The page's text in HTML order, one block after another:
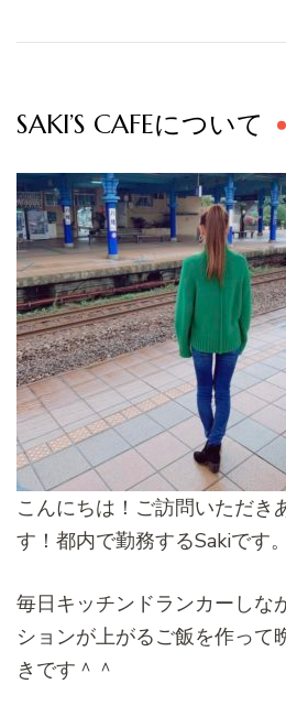
SAKI’S CAFEについて
こんにちは！ご訪問いただき
す！都内で勤務するSakiです。
毎日キッチンドランカーしな
ションが上がるご飯を作って
きです＾＾